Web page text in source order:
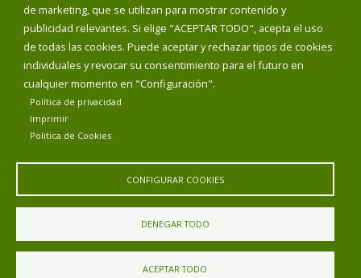
de marketing, que se utilizan para mostrar contenido y
publicidad relevantes. Si elige "ACEPTAR TODO", acepta el uso
de todas las cookies. Puede aceptar y rechazar tipos de cookies
individuales y revocar su consentimiento para el futuro en
cualquier momento en "Configuración".
Política de privacidad
Imprimir
Politica de Cookies
CONFIGURAR COOKIES
DENEGAR TODO
ACEPTAR TODO
Diputación de Burgos
Aviso Legal Política de privacidad